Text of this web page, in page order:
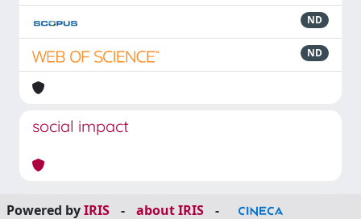
ND
ND
social impact
Powered byIRIS - about IRIS -